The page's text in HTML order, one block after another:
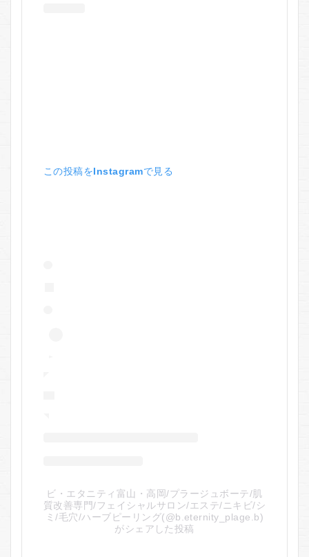
この投稿をInstagramで見る
ビ・エタニティ富山・高岡/プラージュボーテ/肌
質改善専門/フェイシャルサロン/エステ/ニキビ/シ
ミ/毛穴/ハーブピーリング(@b.eternity_plage.b)
がシェアした投稿